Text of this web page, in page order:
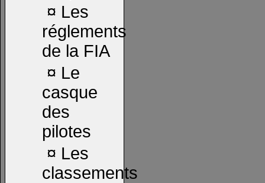
¤ Les
réglements
de la FIA
¤ Le
casque
des
pilotes
¤ Les
classements